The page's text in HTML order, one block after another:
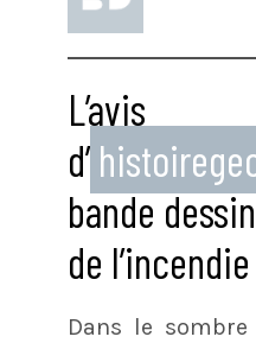
L’avis
d’
bande
de
Dans le